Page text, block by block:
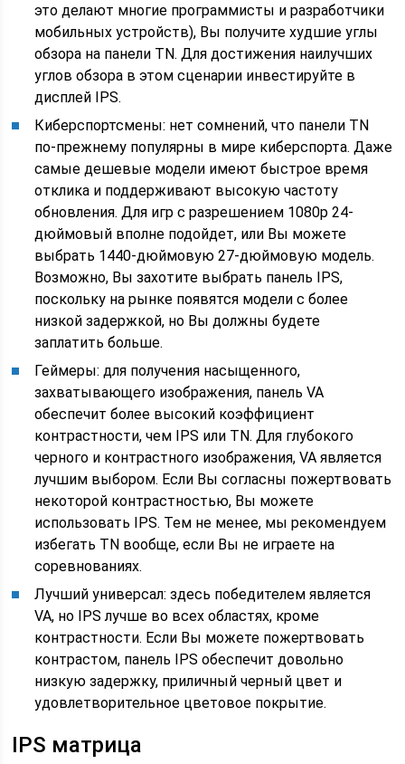
это делают многие программисты и разработчики
мобильных устройств), Вы получите худшие углы
обзора на панели TN. Для достижения наилучших
углов обзора в этом сценарии инвестируйте в
дисплей IPS.
Киберспортсмены: нет сомнений, что панели TN
по-прежнему популярны в мире киберспорта. Даже
самые дешевые модели имеют быстрое время
отклика и поддерживают высокую частоту
обновления. Для игр с разрешением 1080p 24-
дюймовый вполне подойдет, или Вы можете
выбрать 1440-дюймовую 27-дюймовую модель.
Возможно, Вы захотите выбрать панель IPS,
поскольку на рынке появятся модели с более
низкой задержкой, но Вы должны будете
заплатить больше.
Геймеры: для получения насыщенного,
захватывающего изображения, панель VA
обеспечит более высокий коэффициент
контрастности, чем IPS или TN. Для глубокого
черного и контрастного изображения, VA является
лучшим выбором. Если Вы согласны пожертвовать
некоторой контрастностью, Вы можете
использовать IPS. Тем не менее, мы рекомендуем
избегать TN вообще, если Вы не играете на
соревнованиях.
Лучший универсал: здесь победителем является
VA, но IPS лучше во всех областях, кроме
контрастности. Если Вы можете пожертвовать
контрастом, панель IPS обеспечит довольно
низкую задержку, приличный черный цвет и
удовлетворительное цветовое покрытие.
IPS матрица